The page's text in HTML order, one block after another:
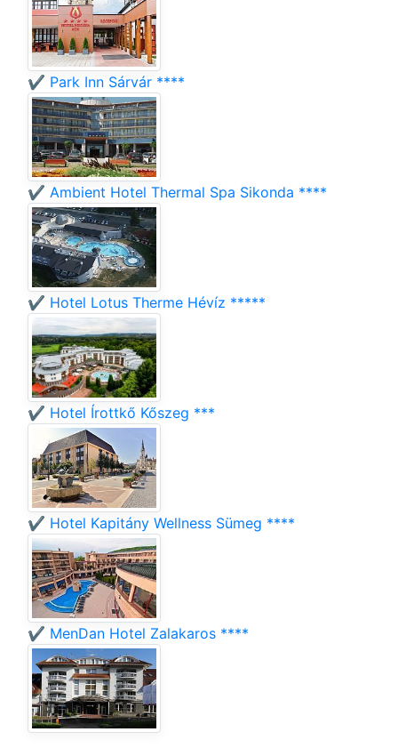
✔️ Park Inn Sárvár ****
✔️ Ambient Hotel Thermal Spa Sikonda ****
✔️ Hotel Lotus Therme Hévíz *****
✔️ Hotel Írottkő Kőszeg ***
✔️ Hotel Kapitány Wellness Sümeg ****
✔️ MenDan Hotel Zalakaros ****